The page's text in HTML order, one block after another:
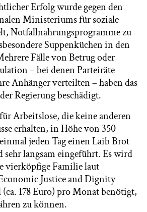
Erfolg wurde gegen den
Ministeriums für soziale
Notfallnahrungsprogramme zu
Suppenküchen in den
Fälle von Betrug oder
– bei denen Parteiräte
Anhänger verteilten – haben das
Regierung beschädigt.
Arbeitslose, die keine anderen
erhalten, in Höhe von 350
jeden Tag einen Laib Brot
langsam eingeführt. Es wird
vierköpfige Familie laut
Justice and Dignity
178 Euro) pro Monat benötigt,
zu können.